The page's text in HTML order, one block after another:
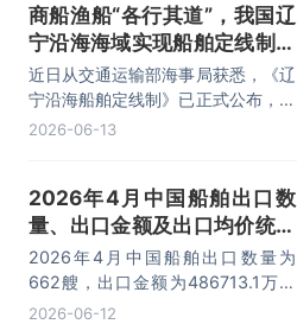
商船渔船“各行其道”，我国辽
宁沿海海域实现船舶定线制全
覆盖
近日从交通运输部海事局获悉，《辽
宁沿海船舶定线制》已正式公布，将
于2026年8月15日起实施，辽宁成
在定线制及其端部水域锚泊或从事捕
捞、养殖等碍航活动，商船航行与渔
船作业将实现“空间隔离”，有效保障
海上交通安全。
2026-06-13
2026年4月中国船舶出口数
量、出口金额及出口均价统计
分析
2026年4月中国船舶出口数量为
662艘，出口金额为486713.1万美
元，出口均价为735.2万美元/艘。
2026-06-12